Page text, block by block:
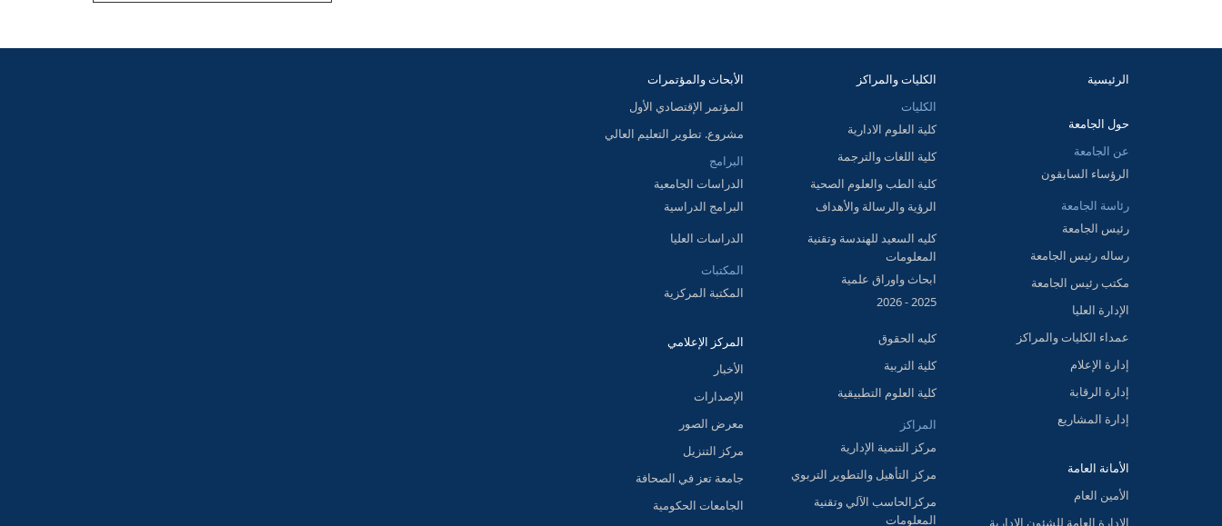
الرئيسية
حول الجامعة
عن الجامعة
الرؤساء السابقون
رئاسة الجامعة
رئيس الجامعة
رساله رئيس الجامعة
مكتب رئيس الجامعة
الإدارة العليا
عمداء الكليات والمراكز
إدارة الإعلام
إدارة الرقابة
إدارة المشاريع
الأمانة العامة
الأمين العام
الإدارة العامة للشئون الإدارية
الكليات والمراكز
الكليات
كلية العلوم الادارية
كلية اللغات والترجمة
كلية الطب والعلوم الصحية
الرؤية والرسالة والأهداف
كليه السعيد للهندسة وتقنية
المعلومات
ابحاث واوراق علمية
2025 - 2026
كليه الحقوق
كلية التربية
كلية العلوم التطبيقية
المراكز
مركز التنمية الإدارية
مركز التأهيل والتطوير التربوي
مركزالحاسب الآلي وتقنية
المعلومات
الأبحاث والمؤتمرات
المؤتمر الإقتصادي الأول
مشروع. تطوير التعليم العالي
البرامج
الدراسات الجامعية
البرامج الدراسية
الدراسات العليا
المكتبات
المكتبة المركزية
المركز الإعلامي
الأخبار
الإصدارات
معرض الصور
مركز التنزيل
جامعة تعز في الصحافة
الجامعات الحكومية